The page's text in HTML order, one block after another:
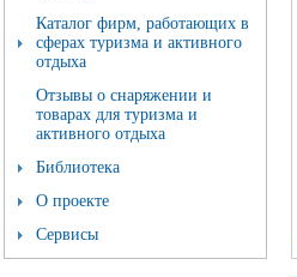
Каталог фирм, работающих в
сферах туризма и активного
отдыха
Отзывы о снаряжении и
товарах для туризма и
активного отдыха
Библиотека
О проекте
Сервисы